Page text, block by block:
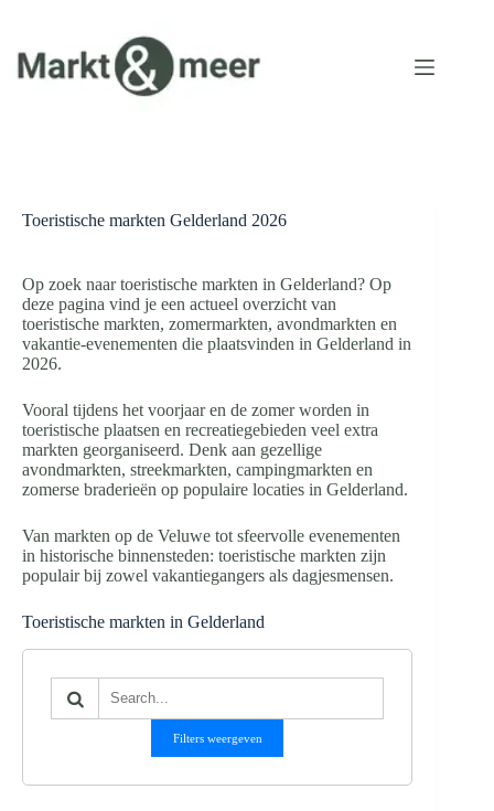
de
inhoud
Toeristische markten Gelderland 2026
Op zoek naar toeristische markten in Gelderland? Op
deze pagina vind je een actueel overzicht van
toeristische markten, zomermarkten, avondmarkten en
vakantie-evenementen die plaatsvinden in Gelderland in
2026.
Vooral tijdens het voorjaar en de zomer worden in
toeristische plaatsen en recreatiegebieden veel extra
markten georganiseerd. Denk aan gezellige
avondmarkten, streekmarkten, campingmarkten en
zomerse braderieën op populaire locaties in Gelderland.
Van markten op de Veluwe tot sfeervolle evenementen
in historische binnensteden: toeristische markten zijn
populair bij zowel vakantiegangers als dagjesmensen.
Toeristische markten in Gelderland
Filters weergeven